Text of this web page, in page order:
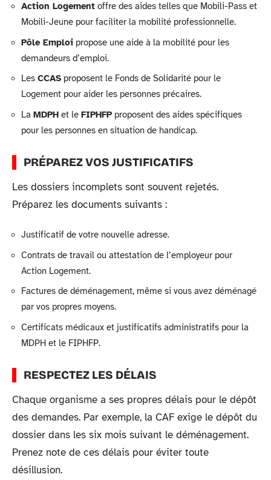
Action Logement offre des aides telles que Mobili-Pass et
Mobili-Jeune pour faciliter la mobilité professionnelle.
Pôle Emploi propose une aide à la mobilité pour les
demandeurs d’emploi.
Les CCAS proposent le Fonds de Solidarité pour le
Logement pour aider les personnes précaires.
La MDPH et le FIPHFP proposent des aides spécifiques
pour les personnes en situation de handicap.
PRÉPAREZ VOS JUSTIFICATIFS
Les dossiers incomplets sont souvent rejetés.
Préparez les documents suivants :
Justificatif de votre nouvelle adresse.
Contrats de travail ou attestation de l’employeur pour
Action Logement.
Factures de déménagement, même si vous avez déménagé
par vos propres moyens.
Certificats médicaux et justificatifs administratifs pour la
MDPH et le FIPHFP.
RESPECTEZ LES DÉLAIS
Chaque organisme a ses propres délais pour le dépôt
des demandes. Par exemple, la CAF exige le dépôt du
dossier dans les six mois suivant le déménagement.
Prenez note de ces délais pour éviter toute
désillusion.